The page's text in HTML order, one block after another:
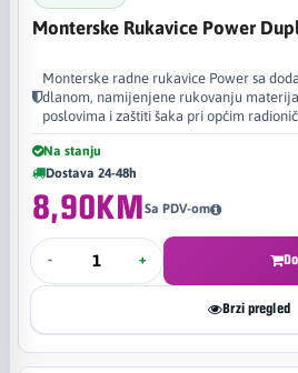
Monterske Rukavice Power
Monterske radne rukavice Power sa
dlanom, namijenjene rukovanju
poslovima i zaštiti šaka pri općim
Na stanju
Dostava 24-48h
8,90KMSa PDV-om
- +
Brzi pregled